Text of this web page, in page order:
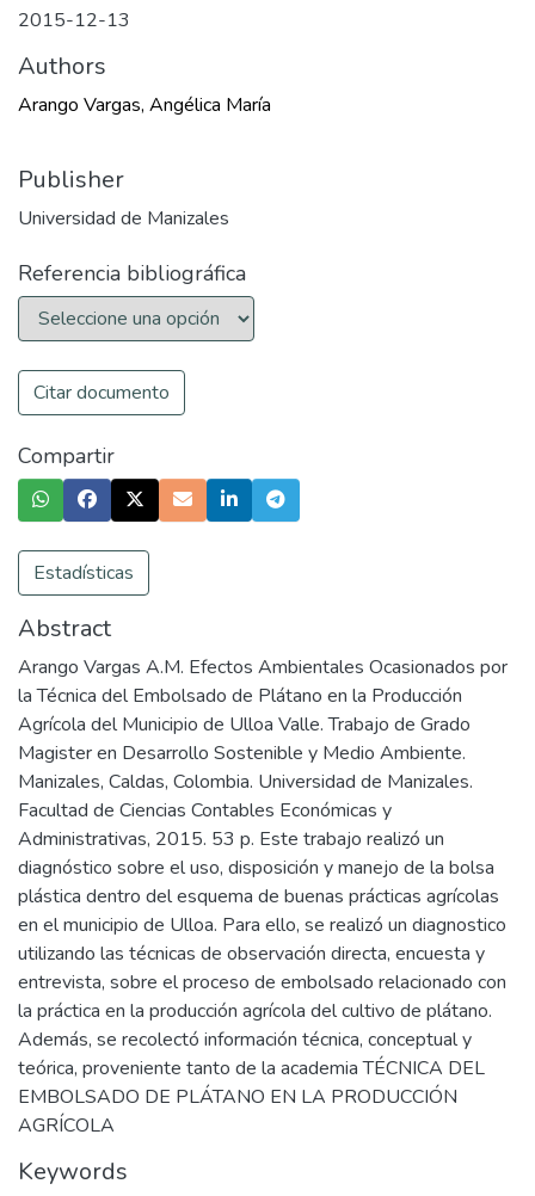
2015-12-13
Authors
Arango Vargas, Angélica María
Publisher
Universidad de Manizales
Referencia bibliográfica
Citar documento
Compartir
Estadísticas
Abstract
Arango Vargas A.M. Efectos Ambientales Ocasionados por
la Técnica del Embolsado de Plátano en la Producción
Agrícola del Municipio de Ulloa Valle. Trabajo de Grado
Magister en Desarrollo Sostenible y Medio Ambiente.
Manizales, Caldas, Colombia. Universidad de Manizales.
Facultad de Ciencias Contables Económicas y
Administrativas, 2015. 53 p. Este trabajo realizó un
diagnóstico sobre el uso, disposición y manejo de la bolsa
plástica dentro del esquema de buenas prácticas agrícolas
en el municipio de Ulloa. Para ello, se realizó un diagnostico
utilizando las técnicas de observación directa, encuesta y
entrevista, sobre el proceso de embolsado relacionado con
la práctica en la producción agrícola del cultivo de plátano.
Además, se recolectó información técnica, conceptual y
teórica, proveniente tanto de la academia TÉCNICA DEL
EMBOLSADO DE PLÁTANO EN LA PRODUCCIÓN
AGRÍCOLA
Keywords